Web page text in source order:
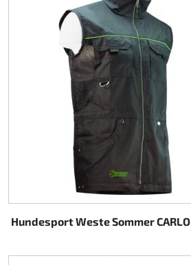
Hundesport Weste Sommer CARLO